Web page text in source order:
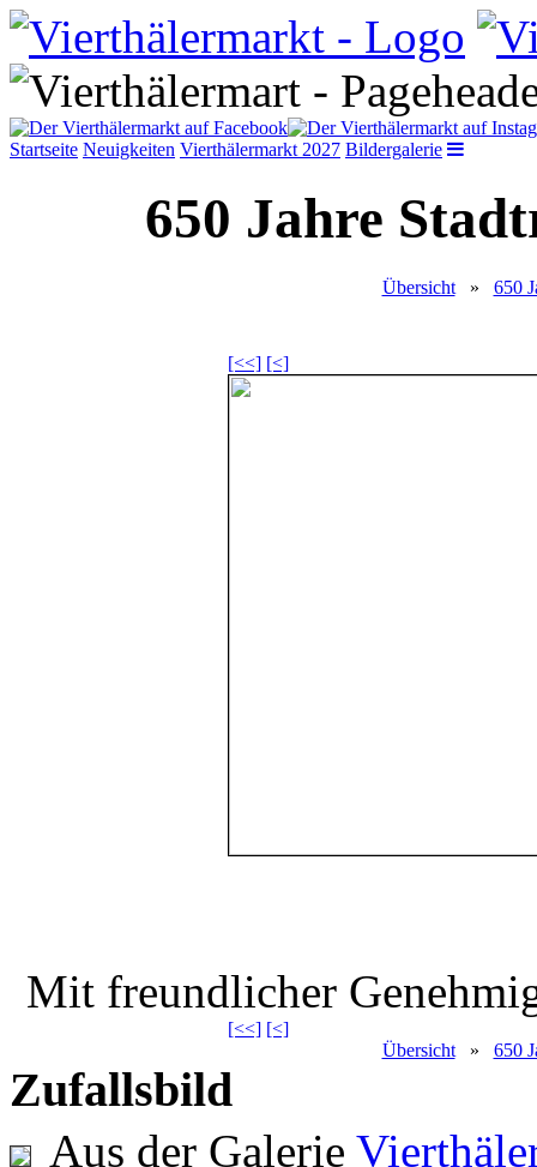
Startseite Neuigkeiten Vierthälermarkt 2027 Bildergalerie
650 Jahre
Übersicht» 650
[<<] [<]
Mit freundlicher
[<<] [<]
Übersicht» 650
Zufallsbild
Aus der Galerie